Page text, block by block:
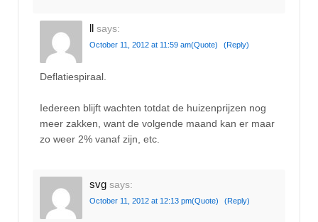
ll says:
October 11, 2012 at 11:59 am(Quote) (Reply)
Deflatiespiraal.
Iedereen blijft wachten totdat de huizenprijzen nog
meer zakken, want de volgende maand kan er maar
zo weer 2% vanaf zijn, etc.
svg says:
October 11, 2012 at 12:13 pm(Quote) (Reply)